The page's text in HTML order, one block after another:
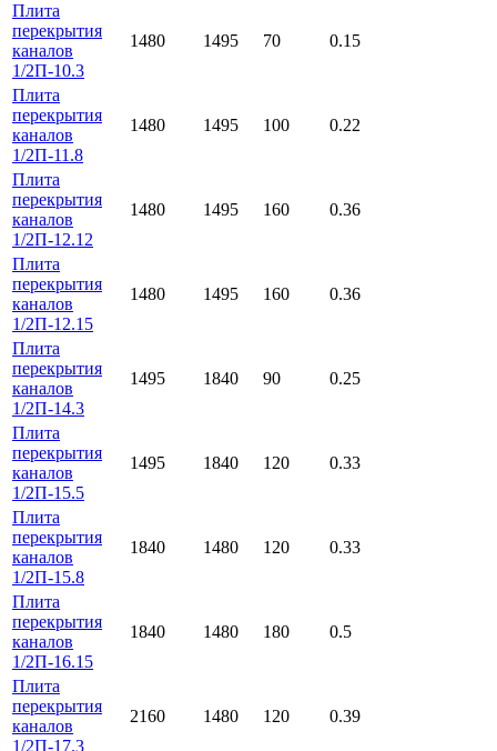
Плита
перекрытия
каналов
1/2П-10.3
1480 1495 70 0.15
Плита
перекрытия
каналов
1/2П-11.8
1480 1495 100 0.22
Плита
перекрытия
каналов
1/2П-12.12
1480 1495 160 0.36
Плита
перекрытия
каналов
1/2П-12.15
1480 1495 160 0.36
Плита
перекрытия
каналов
1/2П-14.3
1495 1840 90 0.25
Плита
перекрытия
каналов
1/2П-15.5
1495 1840 120 0.33
Плита
перекрытия
каналов
1/2П-15.8
1840 1480 120 0.33
Плита
перекрытия
каналов
1/2П-16.15
1840 1480 180 0.5
Плита
перекрытия
каналов
1/2П-17.3
2160 1480 120 0.39